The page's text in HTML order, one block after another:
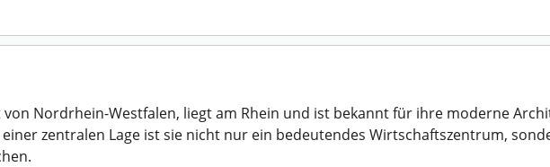
Nordrhein-Westfalen, liegt am Rhein und ist bekannt für ihre moderne
zentralen Lage ist sie nicht nur ein bedeutendes Wirtschaftszentrum,